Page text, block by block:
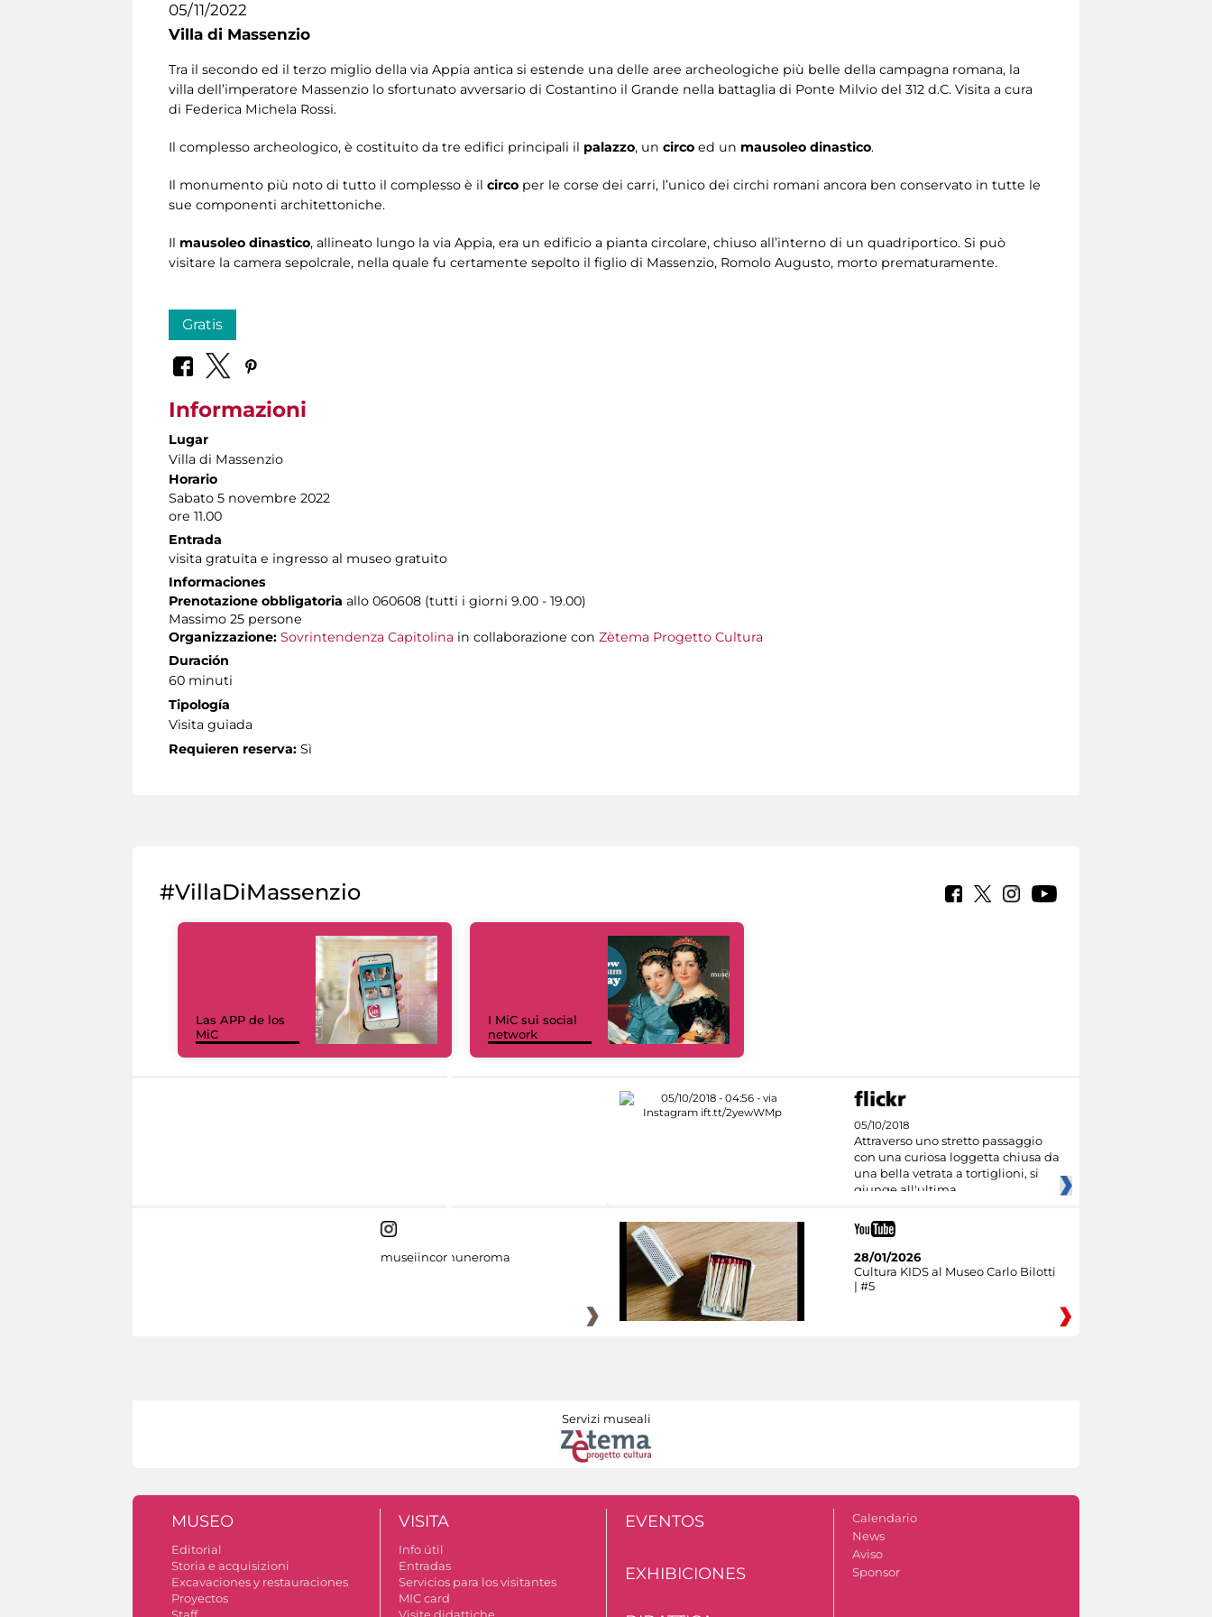
05/11/2022
Villa di Massenzio
Tra il secondo ed il terzo miglio della via Appia antica si estende una delle aree archeologiche più belle della campagna romana, la
villa dell’imperatore Massenzio lo sfortunato avversario di Costantino il Grande nella battaglia di Ponte Milvio del 312 d.C. Visita a cura
di Federica Michela Rossi.
Il complesso archeologico, è costituito da tre edifici principali il palazzo, un circo ed un mausoleo dinastico.
Il monumento più noto di tutto il complesso è il circo per le corse dei carri, l’unico dei circhi romani ancora ben conservato in tutte le
sue componenti architettoniche.
Il mausoleo dinastico, allineato lungo la via Appia, era un edificio a pianta circolare, chiuso all’interno di un quadriportico. Si può
visitare la camera sepolcrale, nella quale fu certamente sepolto il figlio di Massenzio, Romolo Augusto, morto prematuramente.
Gratis
Informazioni
Lugar
Villa di Massenzio
Horario
Sabato 5 novembre 2022
ore 11.00
Entrada
visita gratuita e ingresso al museo gratuito
Informaciones
Prenotazione obbligatoria allo 060608 (tutti i giorni 9.00 - 19.00)
Massimo 25 persone
Organizzazione: Sovrintendenza Capitolina in collaborazione con Zètema Progetto Cultura
Duración
60 minuti
Tipología
Visita guiada
Requieren reserva: Sì
#VillaDiMassenzio
Las APP de los
MiC
I MiC sui social
network
05/10/2018
Attraverso uno stretto passaggio
con una curiosa loggetta chiusa da
una bella vetrata a tortiglioni, si
giunge all'ultima
museiincomuneroma
28/01/2026
Cultura KIDS al Museo Carlo Bilotti
| #5
Servizi museali
MUSEO
Editorial
Storia e acquisizioni
Excavaciones y restauraciones
Proyectos
VISITA
Info útil
Entradas
Servicios para los visitantes
MIC card
EVENTOS
EXHIBICIONES
Calendario
News
Aviso
Sponsor